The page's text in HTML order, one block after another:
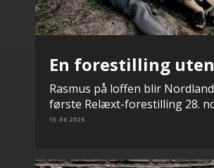
En forestilling
Rasmus på loffen blir
første Relæxt-forestilling 28.
15.06.2026